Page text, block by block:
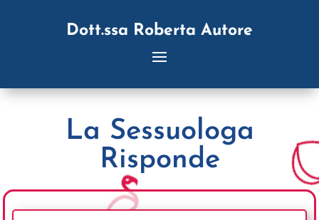
Dott.ssa Roberta Autore
La Sessuologa
Risponde